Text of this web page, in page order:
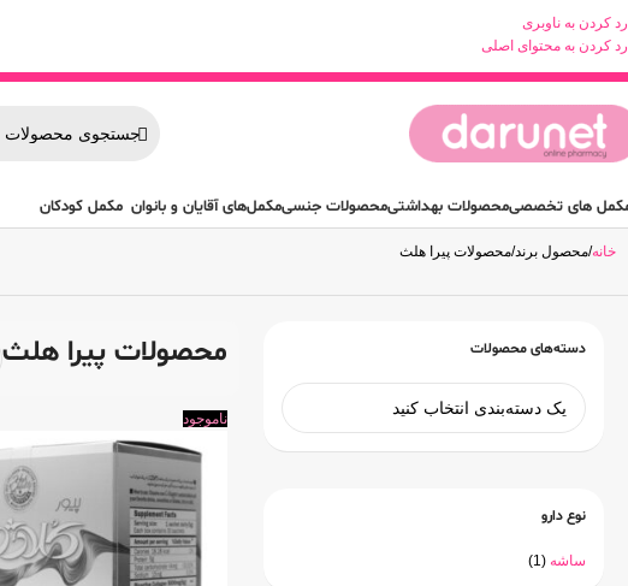
رد کردن به ناوبری
رد کردن به محتوای اصلی
های تخصصیمحصولات بهداشتیمحصولات جنسیمکمل‌های آقایان و بانوان مکمل کودکان
خانه محصول برند محصولات پیرا هلث
دسته‌های محصولات
نوع دارو
ساشه (1)
محصولات پیرا هلث
ناموجود